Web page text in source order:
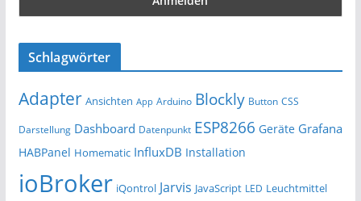
Schlagwörter
Adapter Ansichten App Arduino Blockly Button CSS
Darstellung Dashboard Datenpunkt ESP8266 Geräte Grafana
HABPanel Homematic InfluxDB Installation
ioBroker iQontrol Jarvis JavaScript LED Leuchtmittel